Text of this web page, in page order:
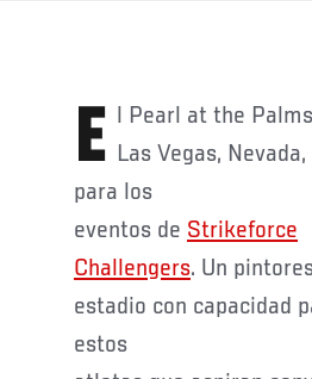
El Pearl at the
Las Vegas,
para los
eventos de Strikeforce
Challengers. Un
estadio con capacidad
estos